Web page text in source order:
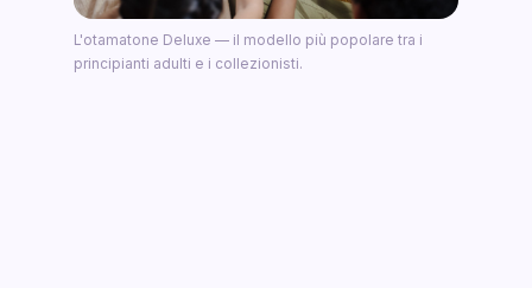
L'otamatone Deluxe — il modello più popolare tra i
principianti adulti e i collezionisti.